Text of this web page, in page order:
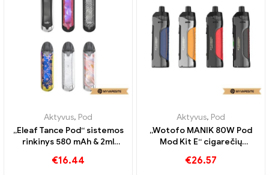
Aktyvus, Pod
„Eleaf Tance Pod“ sistemos
rinkinys 580 mAh & 2ml
didmeninė prekyba 丨
€16.44
Aktyvus, Pod
„Wotofo MANIK 80W Pod
Mod Kit E“ cigarečių
Cigarečių pagal užsakymą
€26.57